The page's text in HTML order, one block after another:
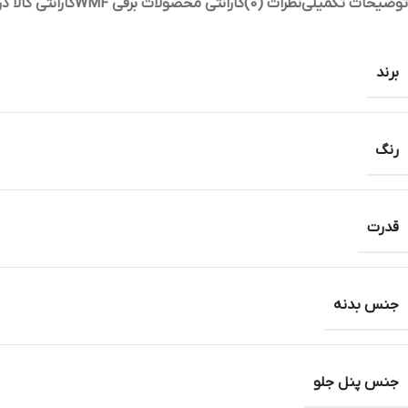
توضیحات تکمیلینظرات (0) گارانتی محصولات برقی WMF گارانتی
برند
رنگ
قدرت
جنس بدنه
جنس پنل جلو